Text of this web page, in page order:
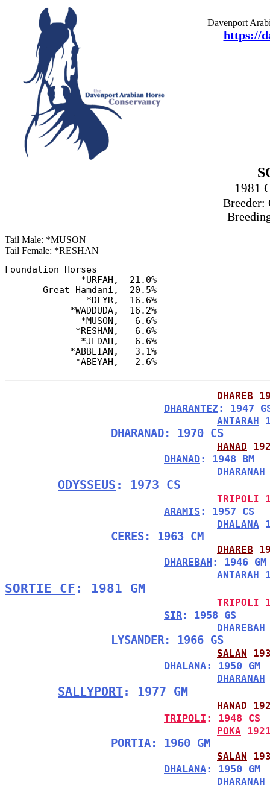
Davenport
https://
1981
Breeder:
Tail Male: *MUSON
Tail Female: *RESHAN
Foundation Horses
              *URFAH,  21.0%
       Great Hamdani,  20.5%
               *DEYR,  16.6%
            *WADDUDA,  16.2%
              *MUSON,   6.6%
             *RESHAN,   6.6%
              *JEDAH,   6.6%
            *ABBEIAN,   3.1%
DHAREB
DHARANTEZ: 1947
ANTARAH
DHARANAD: 1970 CS
HANAD
DHANAD: 1948 BM
DHARANAH
ODYSSEUS : 1973 CS
TRIPOLI
ARAMIS: 1957 CS
DHALANA
CERES: 1963 CM
DHAREB
DHAREBAH : 1946 GM
ANTARAH
SORTIE CF : 1981 GM
TRIPOLI
SIR: 1958 GS
DHAREBAH
LYSANDER: 1966 GS
SALAN
DHALANA: 1950 GM
DHARANAH
SALLYPORT: 1977 GM
HANAD
TRIPOLI : 1948 CS
POKA
PORTIA: 1960 GM
SALAN
DHALANA: 1950 GM
DHARANAH